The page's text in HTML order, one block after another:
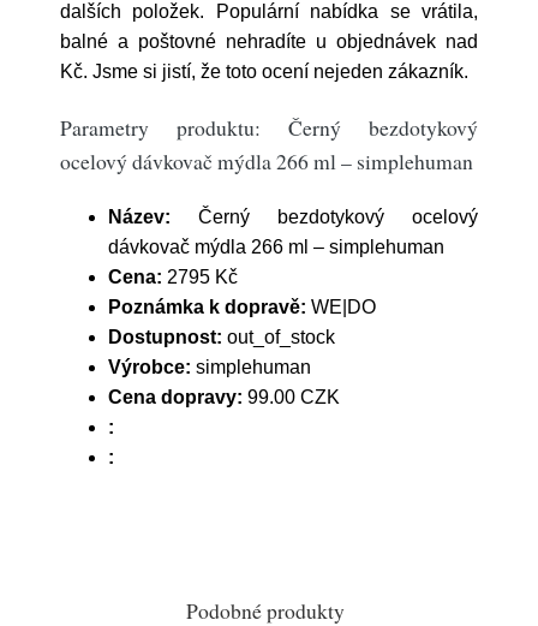
dalších položek. Populární nabídka se vrátila,
balné a poštovné nehradíte u objednávek nad
Kč. Jsme si jistí, že toto ocení nejeden zákazník.
Parametry produktu: Černý bezdotykový
ocelový dávkovač mýdla 266 ml – simplehuman
Název: Černý bezdotykový ocelový
dávkovač mýdla 266 ml – simplehuman
Cena: 2795 Kč
Poznámka k dopravě: WE|DO
Dostupnost: out_of_stock
Výrobce: simplehuman
Cena dopravy: 99.00 CZK
:
:
Podobné produkty